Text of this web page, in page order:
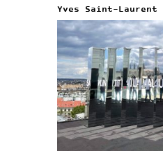
Yves Saint-